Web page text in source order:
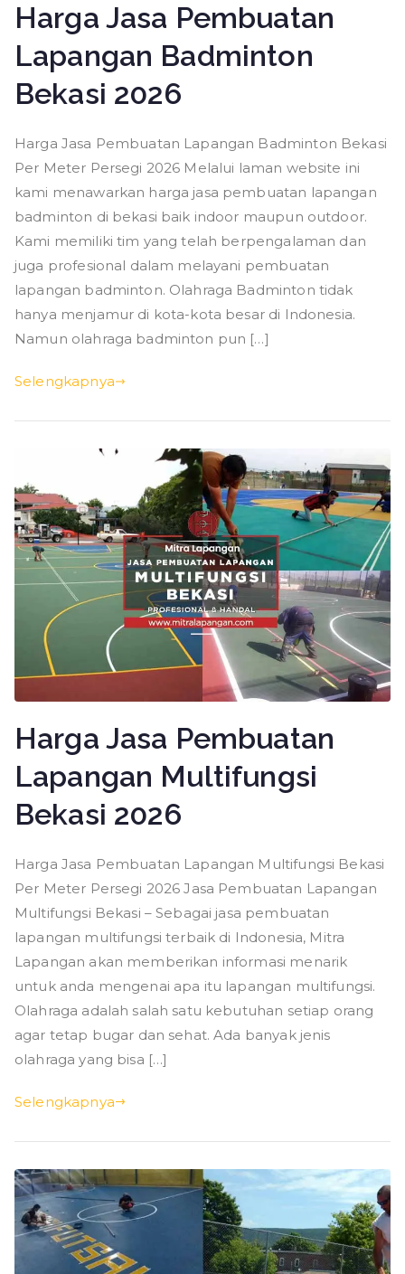
Harga Jasa Pembuatan
Lapangan Badminton
Bekasi 2026
Harga Jasa Pembuatan Lapangan Badminton Bekasi
Per Meter Persegi 2026 Melalui laman website ini
kami menawarkan harga jasa pembuatan lapangan
badminton di bekasi baik indoor maupun outdoor.
Kami memiliki tim yang telah berpengalaman dan
juga profesional dalam melayani pembuatan
lapangan badminton. Olahraga Badminton tidak
hanya menjamur di kota-kota besar di Indonesia.
Namun olahraga badminton pun […]
Selengkapnya
Harga Jasa Pembuatan
Lapangan Multifungsi
Bekasi 2026
Harga Jasa Pembuatan Lapangan Multifungsi Bekasi
Per Meter Persegi 2026 Jasa Pembuatan Lapangan
Multifungsi Bekasi – Sebagai jasa pembuatan
lapangan multifungsi terbaik di Indonesia, Mitra
Lapangan akan memberikan informasi menarik
untuk anda mengenai apa itu lapangan multifungsi.
Olahraga adalah salah satu kebutuhan setiap orang
agar tetap bugar dan sehat. Ada banyak jenis
olahraga yang bisa […]
Selengkapnya